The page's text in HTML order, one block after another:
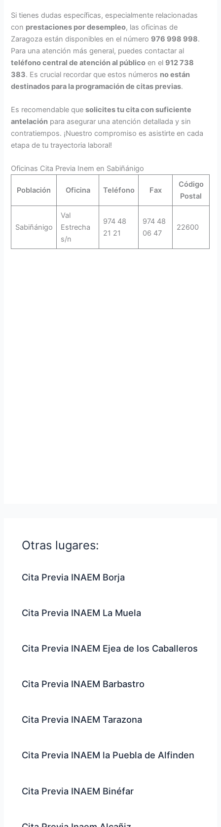
Si tienes dudas específicas, especialmente relacionadas
con prestaciones por desempleo, las oficinas de
Zaragoza están disponibles en el número 976 998 998.
Para una atención más general, puedes contactar al
teléfono central de atención al público en el 912 738
383. Es crucial recordar que estos números no están
destinados para la programación de citas previas.
Es recomendable quesolicites tu cita con suficiente
antelación para asegurar una atención detallada y sin
contratiempos. ¡Nuestro compromiso es asistirte en cada
etapa de tu trayectoria laboral!
Oficinas Cita Previa Inem en Sabiñánigo
Población Oficina Teléfono Fax
Código
Postal
Sabiñánigo
Val
Estrecha
s/n
974 48
21 21
974 48
06 47
22600
Otras lugares:
Cita Previa INAEM Borja
Cita Previa INAEM La Muela
Cita Previa INAEM Ejea de los Caballeros
Cita Previa INAEM Barbastro
Cita Previa INAEM Tarazona
Cita Previa INAEM la Puebla de Alfinden
Cita Previa INAEM Binéfar